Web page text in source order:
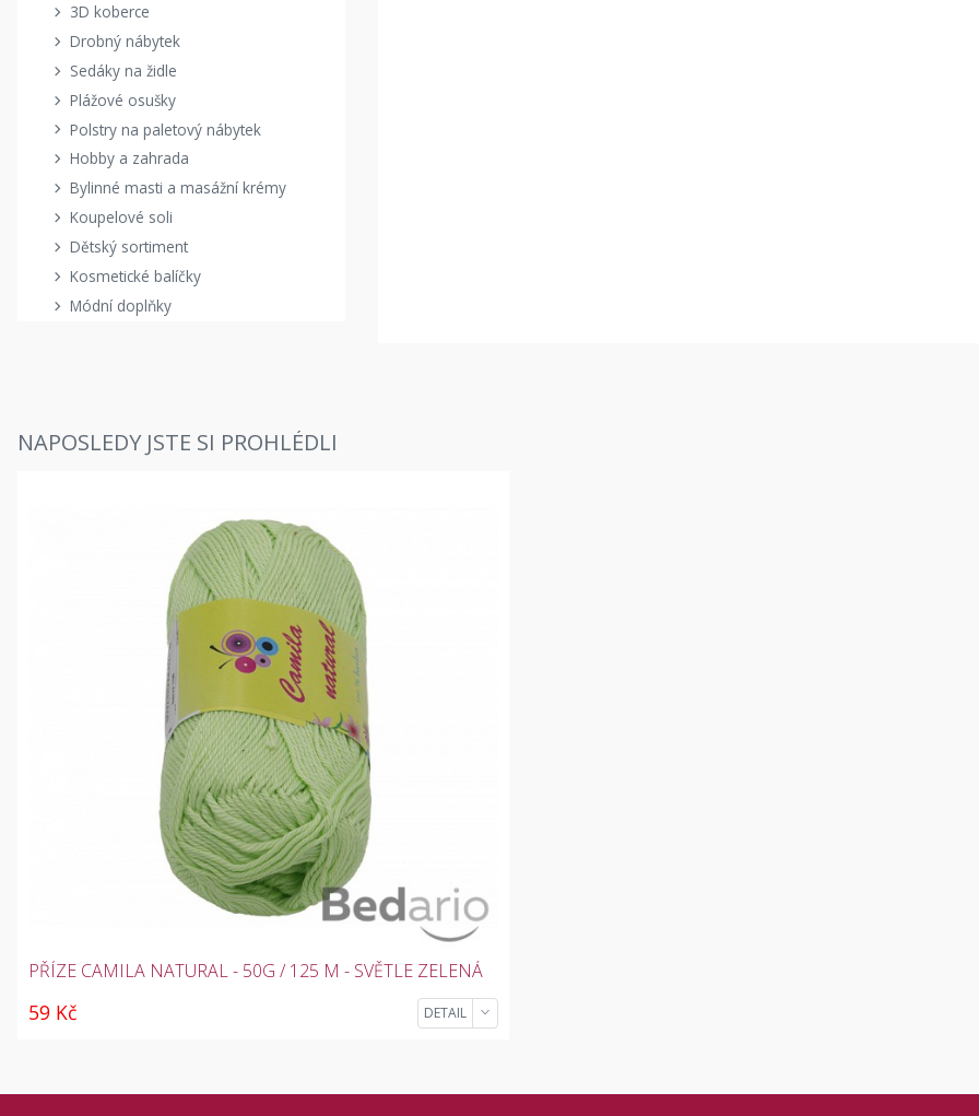
3D koberce
Drobný nábytek
Sedáky na židle
Plážové osušky
Polstry na paletový nábytek
Hobby a zahrada
Bylinné masti a masážní krémy
Koupelové soli
Dětský sortiment
Kosmetické balíčky
Módní doplňky
NAPOSLEDY JSTE SI PROHLÉDLI
PŘÍZE CAMILA NATURAL - 50G / 125 M - SVĚTLE ZELENÁ
59 Kč DETAIL